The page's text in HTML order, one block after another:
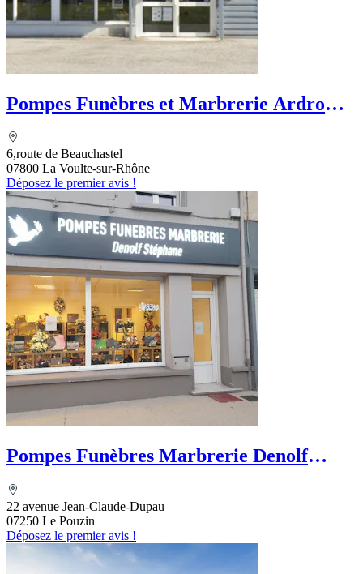
Pompes Funèbres et Marbrerie Ardrome
6,route de Beauchastel
07800 La Voulte-sur-Rhône
Déposez le premier avis !
Pompes Funèbres Marbrerie Denolf
22 avenue Jean-Claude-Dupau
07250 Le Pouzin
Déposez le premier avis !